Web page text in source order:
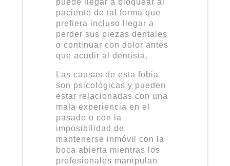
paciente de tal forma que
prefiera incluso llegar a
perder sus piezas dentales
o continuar con dolor antes
que acudir al dentista.
Las causas de esta fobia
son psicológicas y pueden
estar relacionadas con una
mala experiencia en el
pasado o con la
imposibilidad de
mantenerse inmóvil con la
boca abierta mientras los
profesionales manipulan